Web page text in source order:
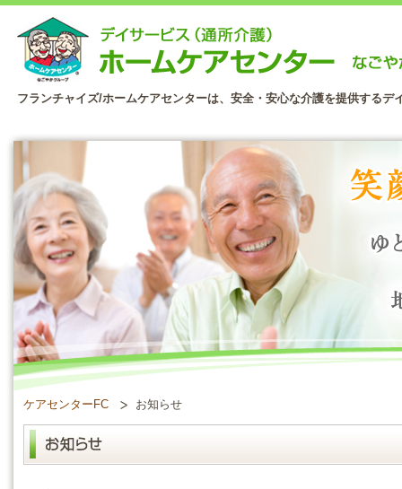
フランチャイズ/ホームケアセンターは、安全・安心な介護を提供する
ケアセンターFC お知らせ